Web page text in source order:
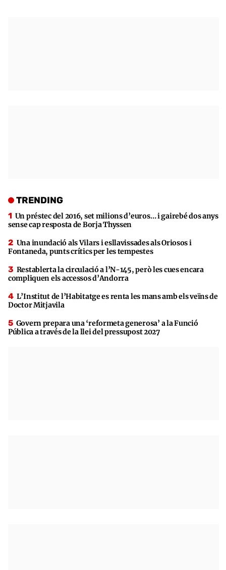
TRENDING
Un préstec del 2016, set milions d’euros… i gairebé dos anys
sense cap resposta de Borja Thyssen
Una inundació als Vilars i esllavissades als Oriosos i
Fontaneda, punts crítics per les tempestes
Restablerta la circulació a l’N-145, però les cues encara
compliquen els accessos d’Andorra
L’Institut de l’Habitatge es renta les mans amb els veïns de
Doctor Mitjavila
Govern prepara una ‘reformeta generosa’ a la Funció
Pública a través de la llei del pressupost 2027